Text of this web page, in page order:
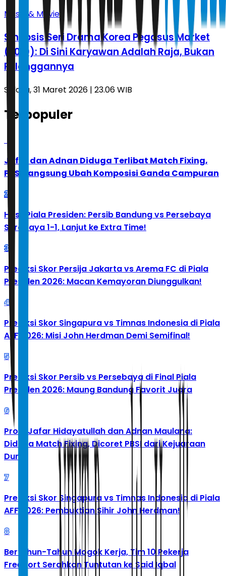
Music & Movie
Sinopsis Seri Drama Korea Pegasus Market
(2019): Di Sini Karyawan Adalah Raja, Bukan
Pelanggannya
Selasa, 31 Maret 2026 | 23.06 WIB
Terpopuler
Jafar dan Adnan Diduga Terlibat Match Fixing,
PBSI Langsung Ubah Komposisi Ganda Campuran
2
Hasil Piala Presiden: Persib Bandung vs Persebaya
Surabaya 1-1, Lanjut ke Extra Time!
3
Prediksi Skor Persija Jakarta vs Arema FC di Piala
Presiden 2026: Macan Kemayoran Diunggulkan!
4
Prediksi Skor Singapura vs Timnas Indonesia di Piala
AFF 2026: Misi John Herdman Demi Semifinal!
5
Prediksi Skor Persib vs Persebaya di Final Piala
Presiden 2026: Maung Bandung Favorit Juara
6
Profil Jafar Hidayatullah dan Adnan Maulana:
Diduga Match Fixing, Dicoret PBSI dari Kejuaraan
Dunia
7
Prediksi Skor Singapura vs Timnas Indonesia di Piala
AFF 2026: Pembuktian Sihir John Herdman!
8
Bertahun-Tahun Mogok Kerja, Tim 10 Pekerja
Freeport Serahkan Tuntutan ke Said Iqbal